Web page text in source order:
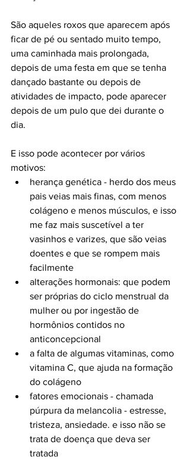
São aqueles roxos que aparecem após
ficar de pé ou sentado muito tempo,
uma caminhada mais prolongada,
depois de uma festa em que se tenha
dançado bastante ou depois de
atividades de impacto, pode aparecer
depois de um pulo que dei durante o
dia.
E isso pode acontecer por vários
motivos:
herança genética - herdo dos meus
pais veias mais finas, com menos
colágeno e menos músculos, e isso
me faz mais suscetível a ter
vasinhos e varizes, que são veias
doentes e que se rompem mais
facilmente
alterações hormonais: que podem
ser próprias do ciclo menstrual da
mulher ou por ingestão de
hormônios contidos no
anticoncepcional
a falta de algumas vitaminas, como
vitamina C, que ajuda na formação
do colágeno
fatores emocionais - chamada
púrpura da melancolia - estresse,
tristeza, ansiedade. e isso não se
trata de doença que deva ser
tratada